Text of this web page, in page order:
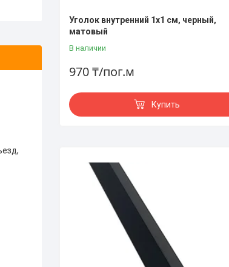
Уголок внутренний 1х1 см, черный,
матовый
В наличии
970 ₸/пог.м
Купить